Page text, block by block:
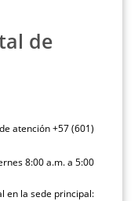
de
atención +57 (601)
8:00 a.m. a 5:00
en la sede principal: